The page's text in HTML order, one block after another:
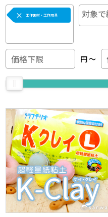
× 工作画材・工作用具
円〜